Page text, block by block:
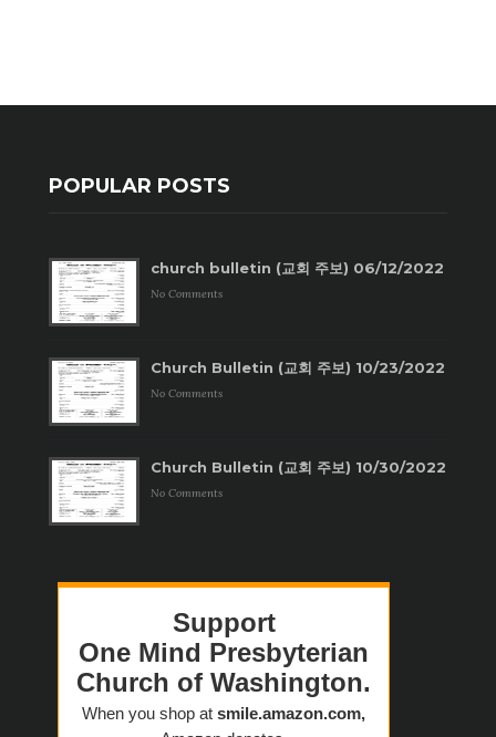
POPULAR POSTS
church bulletin (교회 주보) 06/12/2022
No Comments
Church Bulletin (교회 주보) 10/23/2022
No Comments
Church Bulletin (교회 주보) 10/30/2022
No Comments